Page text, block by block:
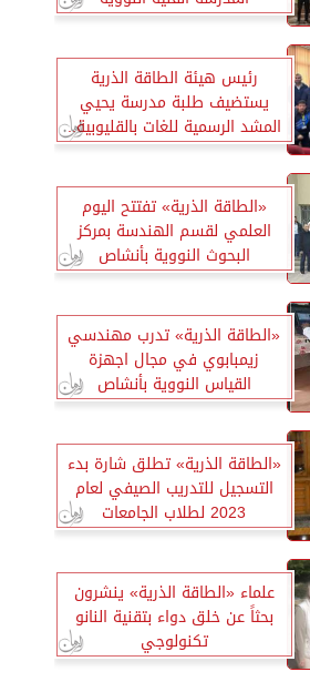
رئيس هيئة الطاقة الذرية
يستضيف طلبة مدرسة يحيي
المشد الرسمية للغات بالقليوبية..
صور
«الطاقة الذرية» تفتتح اليوم
العلمي لقسم الهندسة بمركز
البحوث النووية بأنشاص
«الطاقة الذرية» تدرب مهندسي
زيمبابوي في مجال اجهزة
القياس النووية بأنشاص
«الطاقة الذرية» تطلق شارة بدء
التسجيل للتدريب الصيفي لعام
2023 لطلاب الجامعات
علماء «الطاقة الذرية» ينشرون
بحثاً عن خلق دواء بتقنية النانو
تكنولوجي